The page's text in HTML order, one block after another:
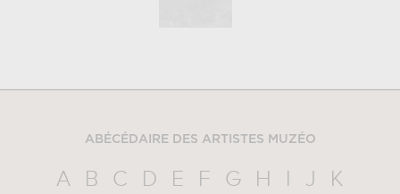
ABÉCÉDAIRE DES ARTISTES MUZÉO
A B C D E F G H I J
K